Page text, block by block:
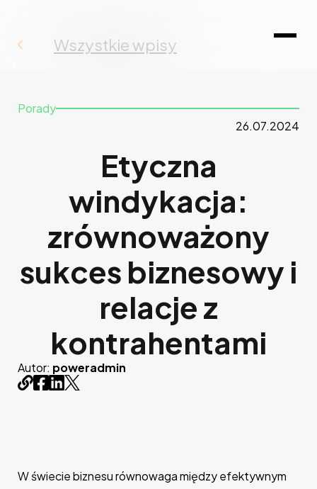
Wszystkie wpisy
Porady
26.07.2024
Etyczna
windykacja:
zrównoważony
sukces biznesowy i
relacje z
kontrahentami
Autor: poweradmin
W świecie biznesu równowaga między efektywnym